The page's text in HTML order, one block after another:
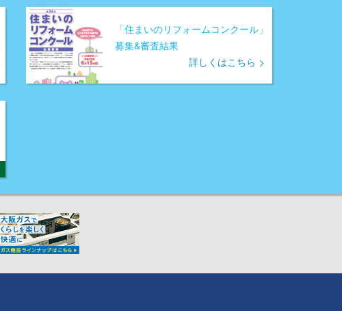
「住まいのリフォームコンクール」
募集&審査結果
詳しくはこちら